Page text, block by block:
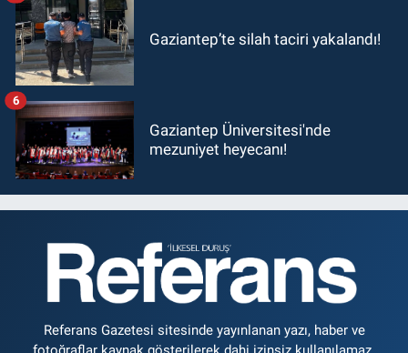
Gaziantep’te silah taciri yakalandı!
Gaziantep Üniversitesi'nde
mezuniyet heyecanı!
6
Referans Gazetesi sitesinde yayınlanan yazı, haber ve